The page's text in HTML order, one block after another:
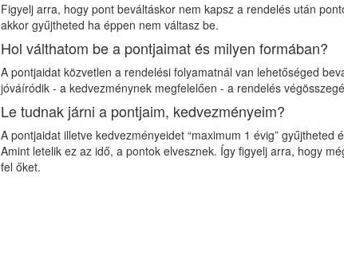
Figyelj arra, hogy pont beváltáskor nem kapsz a rendelés után
akkor gyűjtheted ha éppen nem váltasz be.
Hol válthatom be a pontjaimat és milyen formában?
A pontjaidat közvetlen a rendelési folyamatnál van lehetőséged
jóváíródik - a kedvezménynek megfelelően - a rendelés
Le tudnak járni a pontjaim, kedvezményeim?
A pontjaidat illetve kedvezményeidet “maximum 1 évig” gyűjtheted
Amint letelik ez az idő, a pontok elvesznek. Így figyelj arra, hogy
fel őket.